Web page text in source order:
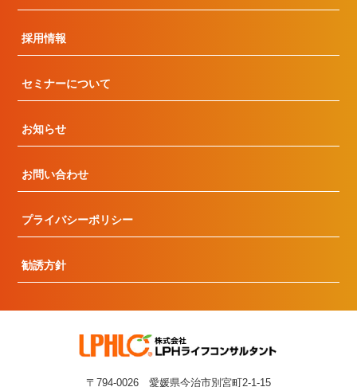
採用情報
セミナーについて
お知らせ
お問い合わせ
プライバシーポリシー
勧誘方針
〒794-0026 愛媛県今治市別宮町2-1-15